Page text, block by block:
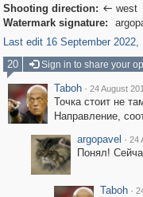
Shooting direction:  west
Watermark signature:
Last edit 16 September 2022,
20
Sign in to share your
Taboh · 24 August
Точка стоит не
Направление,
argopavel · 24
Понял!
Taboh ·